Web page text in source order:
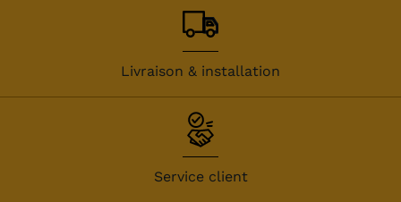
Livraison & installation
Service client